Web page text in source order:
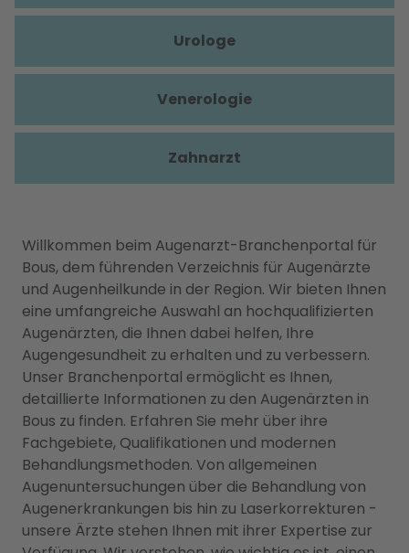
Willkommen beim Augenarzt-Branchenportal für
Bous, dem führenden Verzeichnis für Augenärzte
und Augenheilkunde in der Region. Wir bieten Ihnen
eine umfangreiche Auswahl an hochqualifizierten
Augenärzten, die Ihnen dabei helfen, Ihre
Augengesundheit zu erhalten und zu verbessern.
Unser Branchenportal ermöglicht es Ihnen,
detaillierte Informationen zu den Augenärzten in
Bous zu finden. Erfahren Sie mehr über ihre
Fachgebiete, Qualifikationen und modernen
Behandlungsmethoden. Von allgemeinen
Augenuntersuchungen über die Behandlung von
Augenerkrankungen bis hin zu Laserkorrekturen -
unsere Ärzte stehen Ihnen mit ihrer Expertise zur
Urologe
Venerologie
Zahnarzt